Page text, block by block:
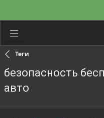
Теги
безопасность
авто